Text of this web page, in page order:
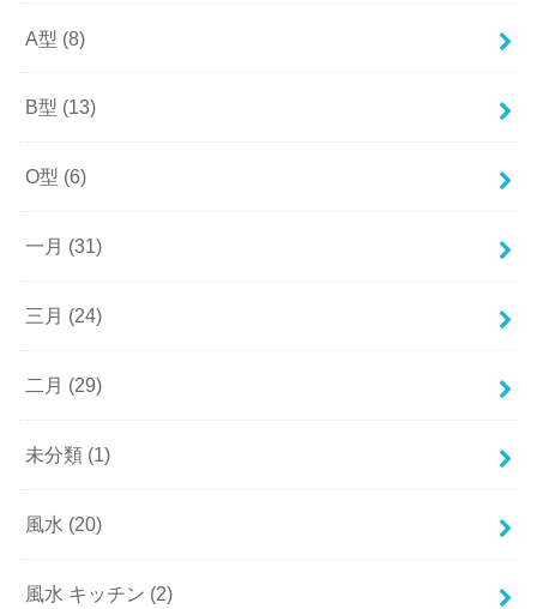
A型 (8)
B型 (13)
O型 (6)
一月 (31)
三月 (24)
二月 (29)
未分類 (1)
風水 (20)
風水 キッチン (2)